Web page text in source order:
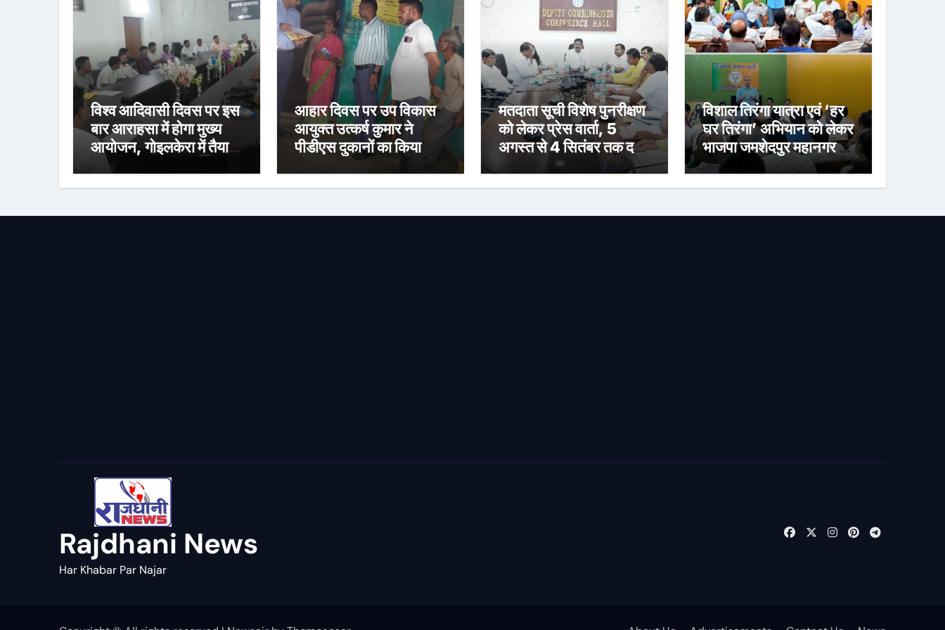
विश्व आदिवासी दिवस पर इस
बार आराहसा में होगा मुख्य
आयोजन, गोइलकेरा में तैयारी
बैठक संपन्न
आहार दिवस पर उप विकास
आयुक्त उत्कर्ष कुमार ने
पीडीएस दुकानों का किया
वितरण के दिए निर्देश
मतदाता सूची विशेष पुनरीक्षण
को लेकर प्रेस वार्ता, 5
अगस्त से 4 सितंबर तक दर्ज
होंगे दावा-आपत्ति
विशाल तिरंगा यात्रा एवं ‘हर
घर तिरंगा’ अभियान को लेकर
भाजपा जमशेदपुर महानगर की
तैयारियां हुई तेज, 9 अगस्त
को साकची नेताजी सुभाष
तिरंगा यात्रा
Rajdhani News
Har Khabar Par Najar